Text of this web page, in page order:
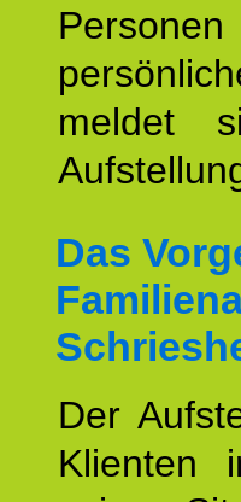
meldet
Das
Der
Klienten